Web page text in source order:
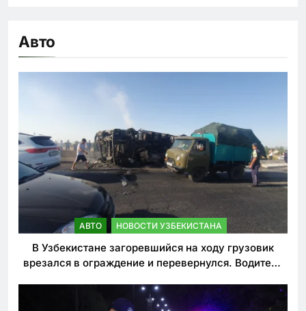
Авто
АВТО НОВОСТИ УЗБЕКИСТАНА
В Узбекистане загоревшийся на ходу грузовик
врезался в ограждение и перевернулся. Водитель